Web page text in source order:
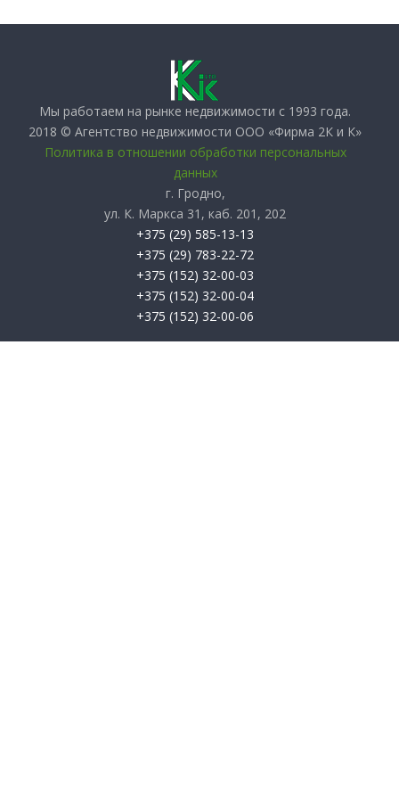
Мы работаем на рынке недвижимости с 1993 года.
2018 © Агентство недвижимости ООО «Фирма 2К и К»
Политика в отношении обработки персональных
данных
г. Гродно,
ул. К. Маркса 31, каб. 201, 202
+375 (29) 585-13-13
+375 (29) 783-22-72
+375 (152) 32-00-03
+375 (152) 32-00-04
+375 (152) 32-00-06